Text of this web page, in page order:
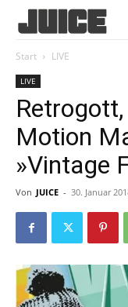
Start LIVE
LIVE
Motion
»Vintage
Von JUICE - 30. Januar